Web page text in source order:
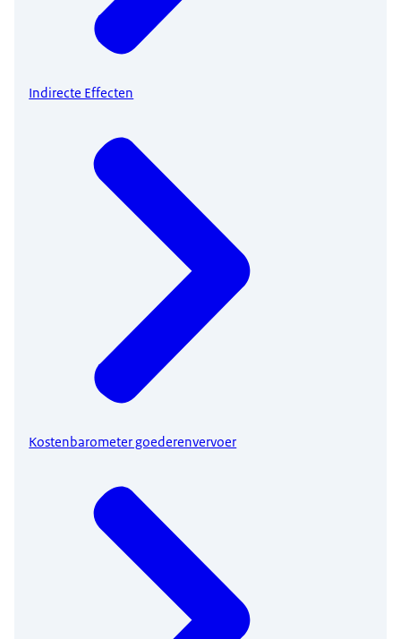
Indirecte Effecten
Kostenbarometer goederenvervoer